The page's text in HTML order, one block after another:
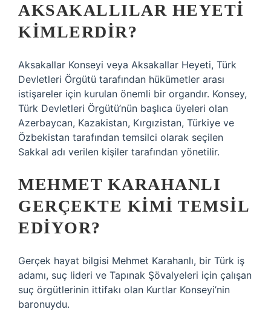
AKSAKALLILAR HEYETI
KIMLERDIR?
Aksakallar Konseyi veya Aksakallar Heyeti, Türk
Devletleri Örgütü tarafından hükümetler arası
istişareler için kurulan önemli bir organdır. Konsey,
Türk Devletleri Örgütü’nün başlıca üyeleri olan
Azerbaycan, Kazakistan, Kırgızistan, Türkiye ve
Özbekistan tarafından temsilci olarak seçilen
Sakkal adı verilen kişiler tarafından yönetilir.
MEHMET KARAHANLI
GERÇEKTE KIMI TEMSIL
EDIYOR?
Gerçek hayat bilgisi Mehmet Karahanlı, bir Türk iş
adamı, suç lideri ve Tapınak Şövalyeleri için çalışan
suç örgütlerinin ittifakı olan Kurtlar Konseyi’nin
baronuydu.